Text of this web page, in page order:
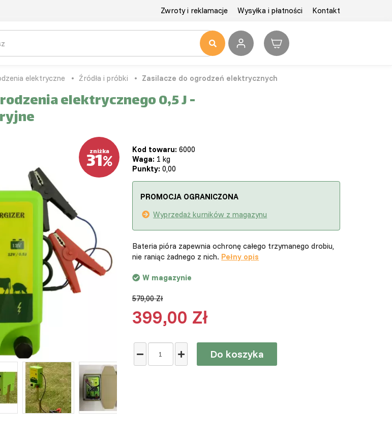
Zwroty i reklamacje Wysyłka i płatności Kontakt
elektryczne Źródła i próbki Zasilacze do ogrodzeń elektrycznych
elektrycznego 0,5 J -
zniżka
31 Kod towaru: 6000
Waga: 1 kg
Punkty: 0,00
PROMOCJA OGRANICZONA
Wyprzedaż kurników z magazynu
Bateria pióra zapewnia ochronę całego trzymanego drobiu,
nie raniąc żadnego z nich. Pełny opis
W magazynie
579,00 Zł
399,00 Zł
Do koszyka